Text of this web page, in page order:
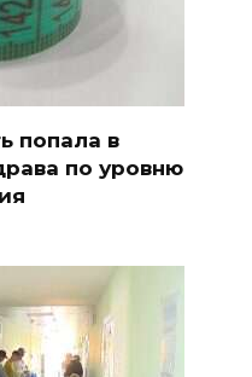
попала в
по уровню